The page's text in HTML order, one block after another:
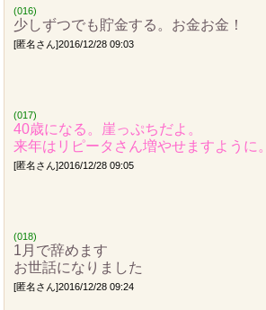
(016)
少しずつでも貯金する。お金お金！
[匿名さん]2016/12/28 09:03
(017)
40歳になる。崖っぷちだよ。
来年はリピータさん増やせますように。
[匿名さん]2016/12/28 09:05
(018)
1月で辞めます
お世話になりました
[匿名さん]2016/12/28 09:24